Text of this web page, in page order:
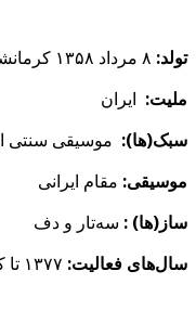
تولد:
ملیت: ایران
سبک‌(ها): موسیقی سنتی
موسیقی: مقام ایرانی
ساز(ها) : سه‌تار و دف
سال‌های فعالیت: